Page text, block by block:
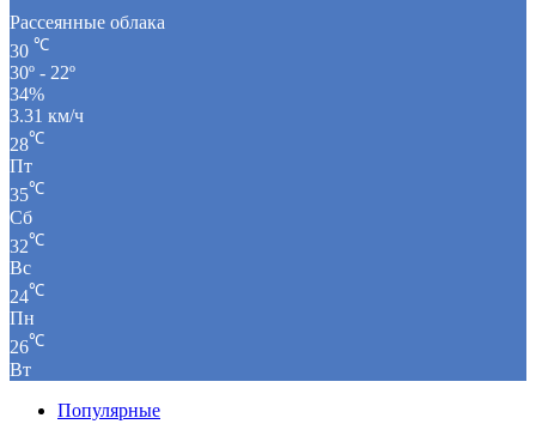
Рассеянные облака
30 ℃
30º - 22º
34%
3.31 км/ч
28℃
Пт
35℃
Сб
32℃
Вс
24℃
Пн
26℃
Вт
Популярные